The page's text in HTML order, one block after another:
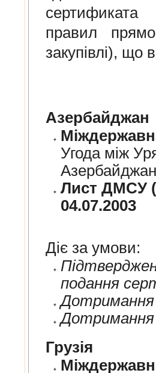
правил
закупівлі), що
Азербайджан
Угода між
Лист ДМСУ
04.07.2003
Діє за умови:
подання
Дотримання
Дотримання
Грузія